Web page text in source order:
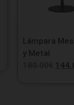
Lámpara
y Metal